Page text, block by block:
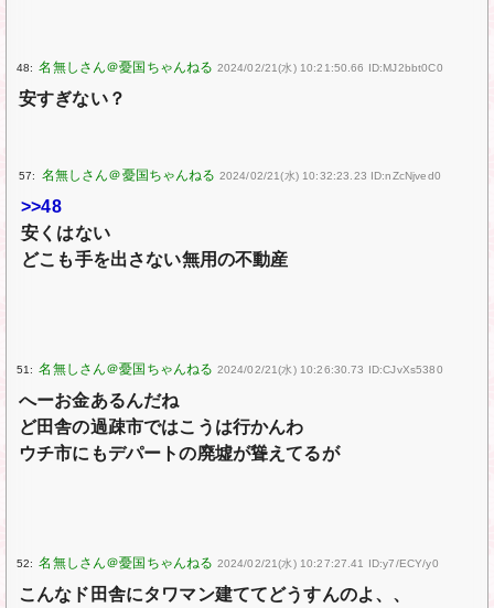
48: 2024/02/21(水) 10:21:50.66 ID:MJ2bbt0C0
安すぎない？
57: 2024/02/21(水) 10:32:23.23 ID:nZcNjved0
>>48
安くはない
どこも手を出さない無用の不動産
51: 2024/02/21(水) 10:26:30.73 ID:CJvXs5380
へーお金あるんだね
ど田舎の過疎市ではこうは行かんわ
ウチ市にもデパートの廃墟が聳えてるが
52: 2024/02/21(水) 10:27:27.41 ID:y7/ECY/y0
こんなド田舎にタワマン建ててどうすんのよ、、